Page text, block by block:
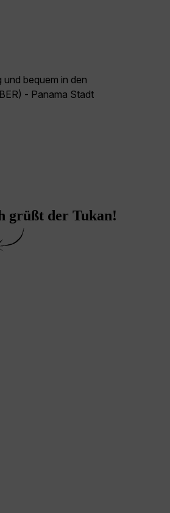
bequem in den
- Panama Stadt
grüßt der Tukan!